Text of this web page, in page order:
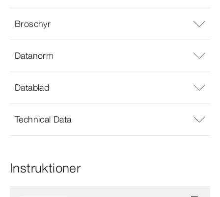
Broschyr
Datanorm
Datablad
Technical Data
Instruktioner